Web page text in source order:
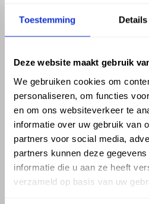
Toestemming Details
Deze website maakt gebruik
We gebruiken cookies om
personaliseren, om functies
en om ons websiteverkeer te
informatie over uw gebruik van
partners voor social media,
partners kunnen deze
informatie die u aan ze heeft
verzameld op basis van uw
ASSORTIMENT
Hemelwaterafvoer
Drukleiding
KENNIS
phone_enabled +31 416 75 02 55
mail info@vosproducts.nl
check_circleDé bouwmarkt van Altena
check_circle Direct uit grote voorraad geleverd
check_circleLevering in NL en BE